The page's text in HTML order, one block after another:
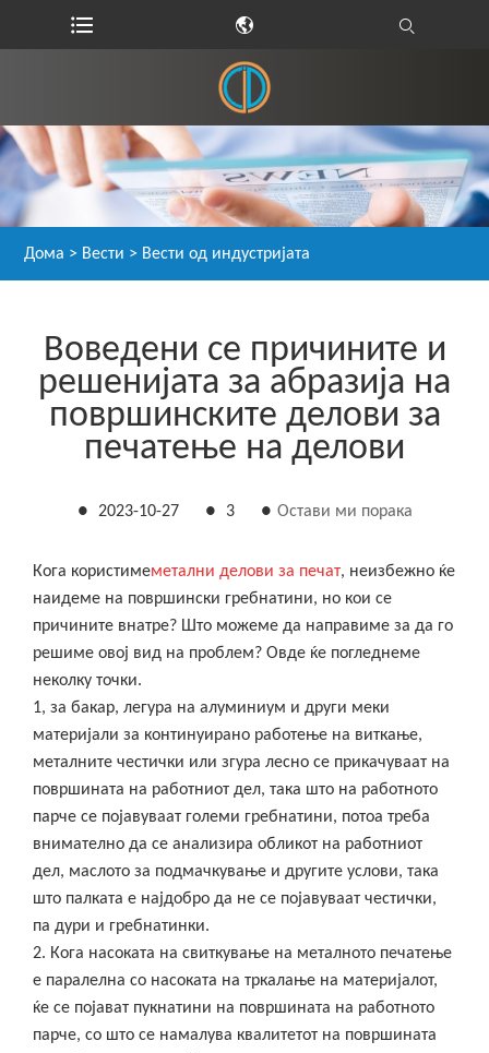
Дома > Вести > Вести од индустријата
Воведени се причините и
решенијата за абразија на
површинските делови за
печатење на делови
● 2023-10-27 ● 3 ● Остави ми порака
Кога користимеметални делови за печат, неизбежно ќе
наидеме на површински гребнатини, но кои се
причините внатре? Што можеме да направиме за да го
решиме овој вид на проблем? Овде ќе погледнеме
неколку точки.
1, за бакар, легура на алуминиум и други меки
материјали за континуирано работење на виткање,
металните честички или згура лесно се прикачуваат на
површината на работниот дел, така што на работното
парче се појавуваат големи гребнатини, потоа треба
внимателно да се анализира обликот на работниот
дел, маслото за подмачкување и другите услови, така
што палката е најдобро да не се појавуваат честички,
па дури и гребнатинки.
2. Кога насоката на свиткување на металното печатење
е паралелна со насоката на тркалање на материјалот,
ќе се појават пукнатини на површината на работното
парче, со што се намалува квалитетот на површината